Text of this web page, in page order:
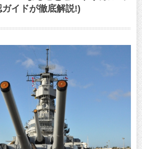
イドが徹底解説!)